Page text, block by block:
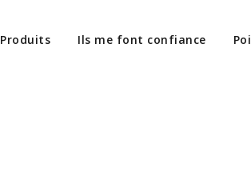
Produits Ils me font confiance